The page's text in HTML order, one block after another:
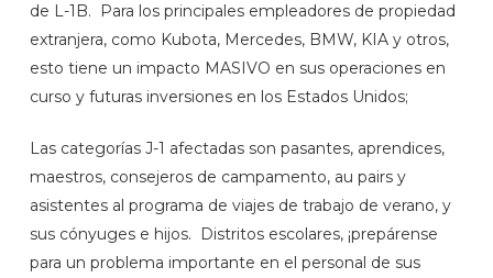
de L-1B. Para los principales empleadores de propiedad
extranjera, como Kubota, Mercedes, BMW, KIA y otros,
esto tiene un impacto MASIVO en sus operaciones en
curso y futuras inversiones en los Estados Unidos;
Las categorías J-1 afectadas son pasantes, aprendices,
maestros, consejeros de campamento, au pairs y
asistentes al programa de viajes de trabajo de verano, y
sus cónyuges e hijos. Distritos escolares, ¡prepárense
para un problema importante en el personal de sus